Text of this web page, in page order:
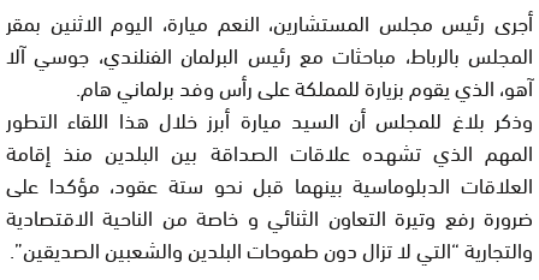
أجرى رئيس مجلس المستشارين، النعم ميارة، اليوم الاثنين بمقر
المجلس بالرباط، مباحثات مع رئيس البرلمان الفنلندي، جوسي آلا
آهو، الذي يقوم بزيارة للمملكة على رأس وفد برلماني هام.
وذكر بلاغ للمجلس أن السيد ميارة أبرز خلال هذا اللقاء التطور
المهم الذي تشهده علاقات الصداقة بين البلدين منذ إقامة
العلاقات الدبلوماسية بينهما قبل نحو ستة عقود، مؤكدا على
ضرورة رفع وتيرة التعاون الثنائي و خاصة من الناحية الاقتصادية
والتجارية “التي لا تزال دون طموحات البلدين والشعبين الصديقين”.